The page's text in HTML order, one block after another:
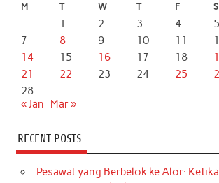
M T W T F S
1 2 3 4 5
7
8 9 10 11
14
15 16 17 18
21
22 23 24 25
28
« Jan
Mar »
RECENT POSTS
Pesawat yang Berbelok ke Alor: Ketika